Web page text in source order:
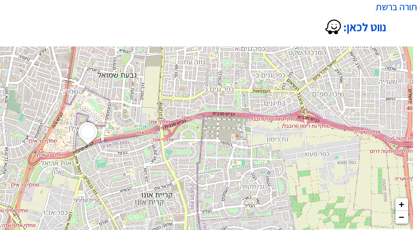
תורה ברשת
נווט לכאן:
+
−